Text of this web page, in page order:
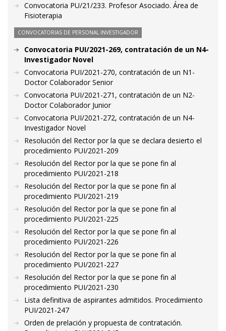
Convocatoria PU/21/233. Profesor Asociado. Área de
Fisioterapia
CONVOCATORIAS DE PERSONAL INVESTIGADOR
Convocatoria PUI/2021-269, contratación de un N4-
Investigador Novel
Convocatoria PUI/2021-270, contratación de un N1-
Doctor Colaborador Senior
Convocatoria PUI/2021-271, contratación de un N2-
Doctor Colaborador Junior
Convocatoria PUI/2021-272, contratación de un N4-
Investigador Novel
Resolución del Rector por la que se declara desierto el
procedimiento PUI/2021-209
Resolución del Rector por la que se pone fin al
procedimiento PUI/2021-218
Resolución del Rector por la que se pone fin al
procedimiento PUI/2021-219
Resolución del Rector por la que se pone fin al
procedimiento PUI/2021-225
Resolución del Rector por la que se pone fin al
procedimiento PUI/2021-226
Resolución del Rector por la que se pone fin al
procedimiento PUI/2021-227
Resolución del Rector por la que se pone fin al
procedimiento PUI/2021-230
Lista definitiva de aspirantes admitidos. Procedimiento
PUI/2021-247
Orden de prelación y propuesta de contratación.